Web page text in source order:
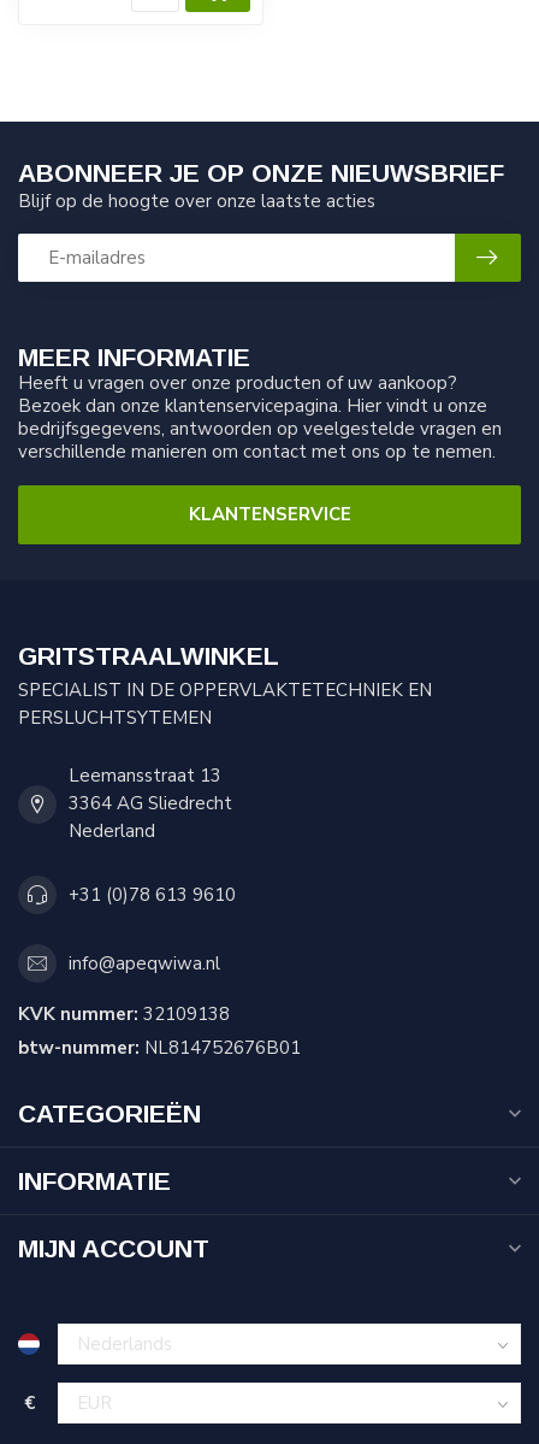
MEER INFORMATIE
Heeft u vragen over onze producten of uw aankoop?
Bezoek dan onze klantenservicepagina. Hier vindt u onze
bedrijfsgegevens, antwoorden op veelgestelde vragen en
verschillende manieren om contact met ons op te nemen.
KLANTENSERVICE
ABONNEER JE OP ONZE NIEUWSBRIEF
Blijf op de hoogte over onze laatste acties
GRITSTRAALWINKEL
SPECIALIST IN DE OPPERVLAKTETECHNIEK EN
PERSLUCHTSYTEMEN
Leemansstraat 13
3364 AG Sliedrecht
Nederland
+31 (0)78 613 9610
info@apeqwiwa.nl
KVK nummer: 32109138
btw-nummer: NL814752676B01
CATEGORIEËN
INFORMATIE
MIJN ACCOUNT
€